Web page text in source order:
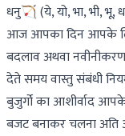
धनु🏹 (ये, यो, भा, भी, भू,
आज आपका दिन आपके
बदलाव अथवा
देते समय वास्तु संबंधी
बुजुर्गो का आशीर्वाद
बजट बनाकर चलना